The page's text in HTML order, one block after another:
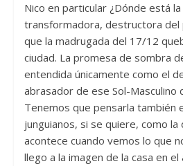
Nico en particular ¿Dónde está
transformadora, destructora del
que la madrugada del 17/12
ciudad. La promesa de sombra
entendida únicamente como el
abrasador de ese Sol-Masculino
Tenemos que pensarla también
junguianos, si se quiere, como la
acontece cuando vemos lo que
llego a la imagen de la casa en el